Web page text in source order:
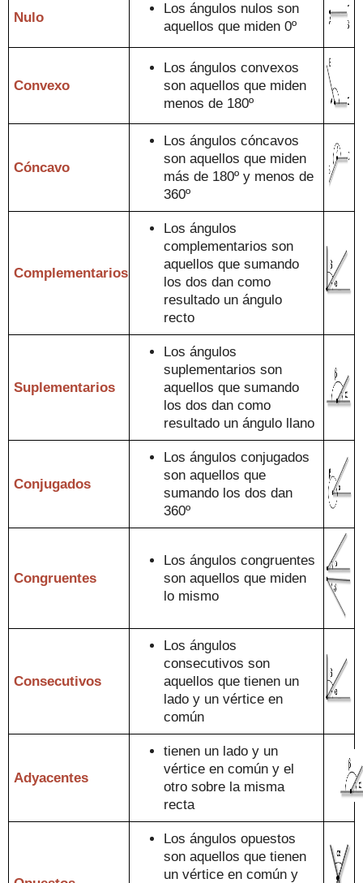
Nulo
Los ángulos nulos son
aquellos que miden 0º
Convexo
Los ángulos convexos
son aquellos que miden
menos de 180º
Cóncavo
Los ángulos cóncavos
son aquellos que miden
más de 180º y menos de
360º
Complementarios
Los ángulos
complementarios son
aquellos quesumando
los dos dan como
resultado un ángulo
recto
Suplementarios
Los ángulos
suplementarios son
aquellos quesumando
los dos dan como
resultado un ángulo llano
Conjugados
Los ángulos conjugados
son aquellosque
sumando los dos dan
360º
Congruentes
Los ángulos congruentes
son aquellos que miden
lo mismo
Consecutivos
Los ángulos
consecutivos son
aquellos quetienen un
lado y un vértice en
común
Adyacentes
tienen un lado y un
vértice en común y el
otro sobre la misma
recta
Los ángulos opuestos
son aquellos que tienen
un vértice en común y